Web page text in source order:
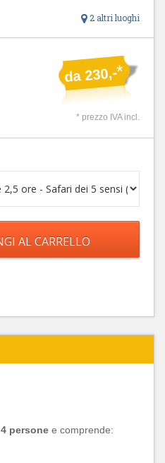
2 altri luoghi
da 230,-*
* prezzo IVA incl.
4 persone e comprende: